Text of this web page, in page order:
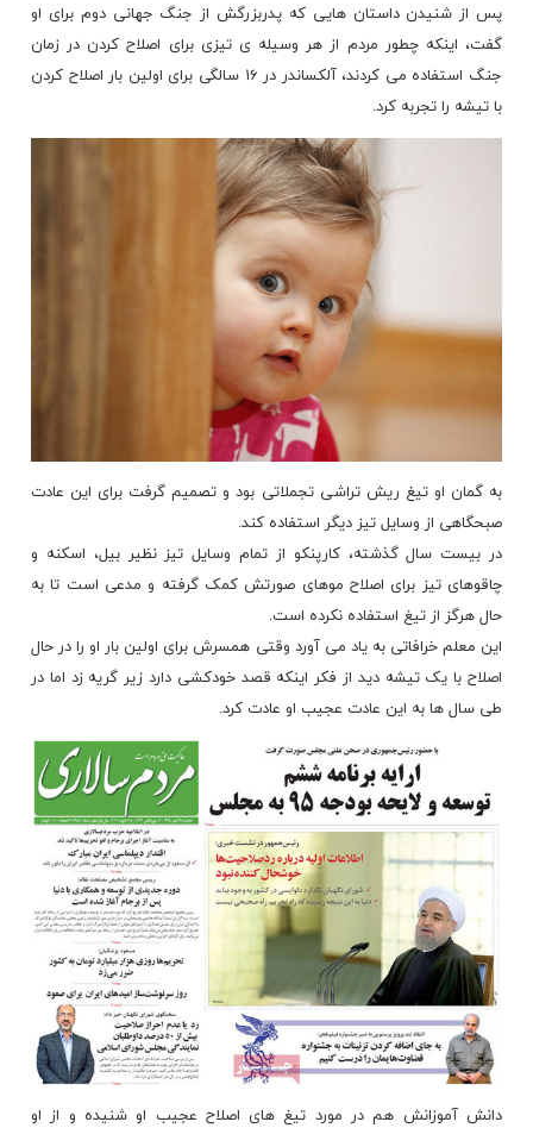
پس از شنیدن داستان هایی که پدربزرگش از جنگ جهانی دوم برای او
گفت، اینکه چطور مردم از هر وسیله ی تیزی برای اصلاح کردن در زمان
جنگ استفاده می کردند، آلکساندر در ۱۶ سالگی برای اولین بار اصلاح کردن
با تیشه را تجربه کرد.
به گمان او تیغ ریش تراشی تجملاتی بود و تصمیم گرفت برای این عادت
صبحگاهی از وسایل تیز دیگر استفاده کند.
در بیست سال گذشته،کارپنکو از تمام وسایل تیز نظیر بیل، اسکنه و
چاقوهای تیز برای اصلاح موهای صورتش کمک گرفته و مدعی است تا به
حال هرگز از تیغ استفاده نکرده است.
این معلم خرافاتی به یاد می آورد وقتی همسرش برای اولین بار او را در حال
اصلاح با یک تیشه دید از فکر اینکه قصد خودکشی دارد زیر گریه زد اما در
طی سال ها به این عادت عجیب او عادت کرد.
دانش آموزانش هم در مورد تیغ های اصلاح عجیب او شنیده و از او